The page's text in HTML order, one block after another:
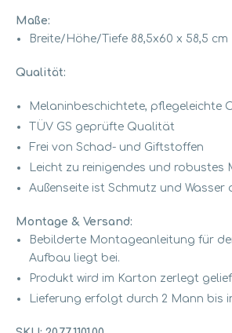
Maße:
Breite/Höhe/Tiefe 88,5x60 x 58,5 cm
Qualität:
Melaninbeschichtete, pflegeleichte
TÜV GS geprüfte Qualität
Frei von Schad- und Giftstoffen
Leicht zu reinigendes und robustes
Außenseite ist Schmutz und Wasser
Montage & Versand:
Bebilderte Montageanleitung für
Aufbau liegt bei.
Produkt wird im Karton zerlegt
Lieferung erfolgt durch 2 Mann bis